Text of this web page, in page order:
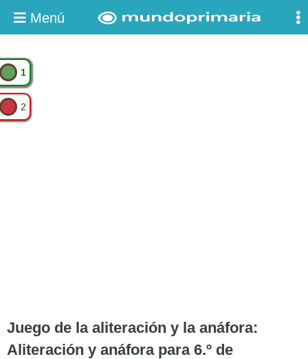
Menú
1
2
Juego de la aliteración y la anáfora:
Aliteración y anáfora para 6.º de